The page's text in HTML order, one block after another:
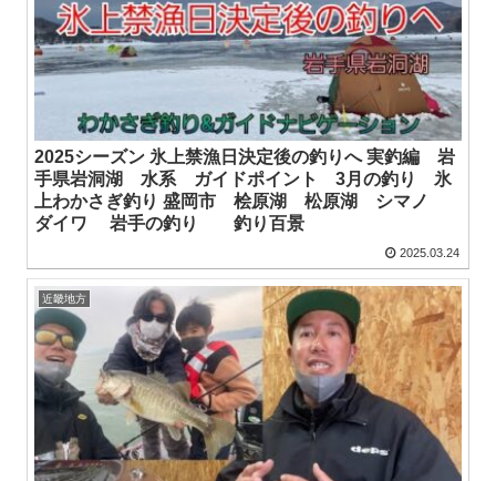
2025シーズン 氷上禁漁日決定後の釣りへ 実釣編 岩
手県岩洞湖 水系 ガイドポイント 3月の釣り 氷
上わかさぎ釣り 盛岡市 桧原湖 松原湖 シマノ
ダイワ 岩手の釣り 釣り百景
2025.03.24
近畿地方